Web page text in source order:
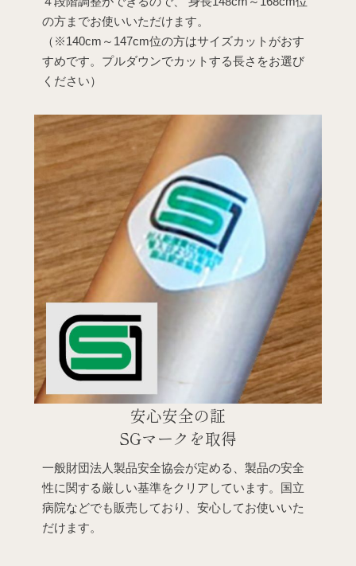
（※140cm～147cm位の方はサイズカットがおす
すめです。プルダウンでカットする長さをお選び
ください）
安心安全の証
SGマークを取得
一般財団法人製品安全協会が定める、製品の安全
病院などでも販売しており、安心してお使いいた
だけます。